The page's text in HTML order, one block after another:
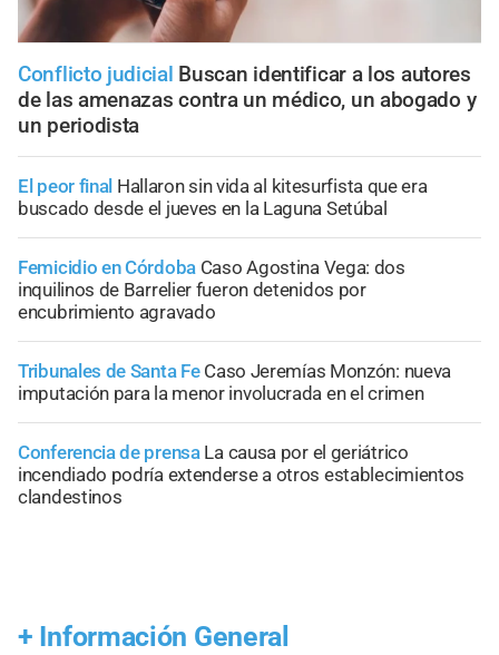
Conflicto judicial Buscan identificar a los autores
de las amenazas contra un médico, un abogado y
un periodista
El peor final Hallaron sin vida al kitesurfista que era
buscado desde el jueves en la Laguna Setúbal
Femicidio en Córdoba Caso Agostina Vega: dos
inquilinos de Barrelier fueron detenidos por
encubrimiento agravado
Tribunales de Santa Fe Caso Jeremías Monzón: nueva
imputación para la menor involucrada en el crimen
Conferencia de prensa La causa por el geriátrico
incendiado podría extenderse a otros establecimientos
clandestinos
+ Información General